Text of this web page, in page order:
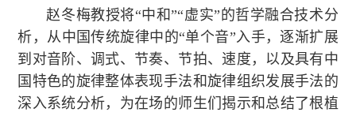
赵冬梅教授将“中和”“虚实”的哲学融合技术分
析，从中国传统旋律中的“单个音”入手，逐渐扩展
到对音阶、调式、节奏、节拍、速度，以及具有中
国特色的旋律整体表现手法和旋律组织发展手法的
深入系统分析，为在场的师生们揭示和总结了根植